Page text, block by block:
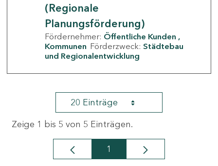
(Regionale
Planungsförderung)
Fördernehmer: Öffentliche Kunden
Kommunen Förderzweck: Städtebau
und Regionalentwicklung
20 Einträge
Zeige 1 bis 5 von 5 Einträgen.
Seite
1